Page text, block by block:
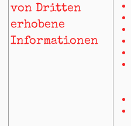
von Dritten
erhobene
Informationen